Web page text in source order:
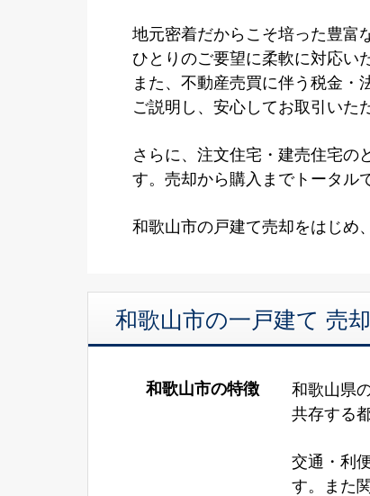
地元密着だからこそ培った豊富
ひとりのご要望に柔軟に対応い
また、不動産売買に伴う税金
ご説明し、安心してお取引いた
さらに、注文住宅・建売住宅の
す。売却から購入までトータル
和歌山市の戸建て売却をはじめ
和歌山市の一戸建て 売
和歌山市の特徴
和歌山県
共存する
交通・利
す。また